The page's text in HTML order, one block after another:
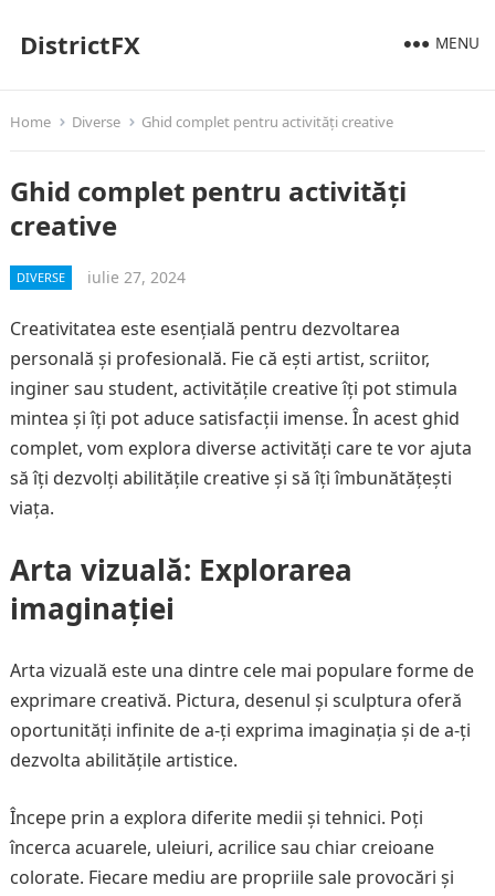
DistrictFX MENU
Home Diverse Ghid complet pentru activități creative
Ghid complet pentru activități
creative
DIVERSE iulie 27, 2024
Creativitatea este esențială pentru dezvoltarea
personală și profesională. Fie că ești artist, scriitor,
inginer sau student, activitățile creative îți pot stimula
mintea și îți pot aduce satisfacții imense. În acest ghid
complet, vom explora diverse activități care te vor ajuta
să îți dezvolți abilitățile creative și să îți îmbunătățești
viața.
Arta vizuală: Explorarea
imaginației
Arta vizuală este una dintre cele mai populare forme de
exprimare creativă. Pictura, desenul și sculptura oferă
oportunități infinite de a-ți exprima imaginația și de a-ți
dezvolta abilitățile artistice.
Începe prin a explora diferite medii și tehnici. Poți
încerca acuarele, uleiuri, acrilice sau chiar creioane
colorate. Fiecare mediu are propriile sale provocări și